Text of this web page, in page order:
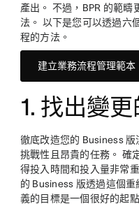
產出。 不過，BPR 的範
法。 以下是您可以透過六
程的方法。
建立業務流程管理範本
1. 找出變
徹底改造您的 Business
挑戰性且昂貴的任務。 確
得投入時間和投入量非常
的 Business 版透過這個
義的目標是一個很好的起